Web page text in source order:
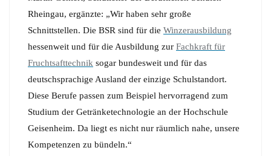
Rheingau, ergänzte: „Wir haben sehr große
Schnittstellen. Die BSR sind für die Winzerausbildung
hessenweit und für die Ausbildung zur Fachkraft für
Fruchtsafttechnik sogar bundesweit und für das
deutschsprachige Ausland der einzige Schulstandort.
Diese Berufe passen zum Beispiel hervorragend zum
Studium der Getränketechnologie an der Hochschule
Geisenheim. Da liegt es nicht nur räumlich nahe, unsere
Kompetenzen zu bündeln.“